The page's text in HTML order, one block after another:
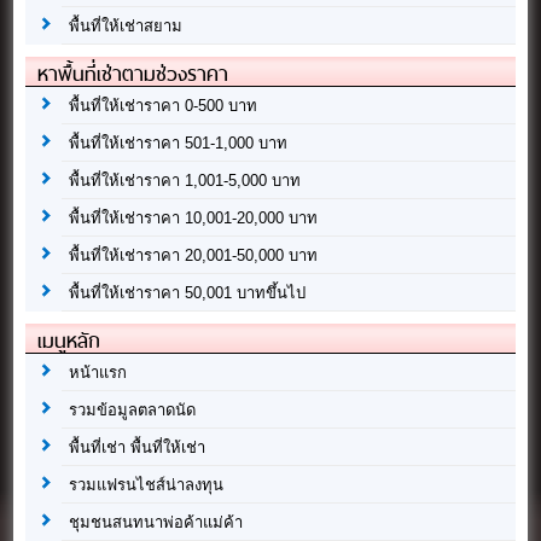
พื้นที่ให้เช่าสยาม
หาพื้นที่เช่าตามช่วงราคา
พื้นที่ให้เช่าราคา 0-500 บาท
พื้นที่ให้เช่าราคา 501-1,000 บาท
พื้นที่ให้เช่าราคา 1,001-5,000 บาท
พื้นที่ให้เช่าราคา 10,001-20,000 บาท
พื้นที่ให้เช่าราคา 20,001-50,000 บาท
พื้นที่ให้เช่าราคา 50,001 บาทขึ้นไป
เมนูหลัก
หน้าแรก
รวมข้อมูลตลาดนัด
พื้นที่เช่า พื้นที่ให้เช่า
รวมแฟรนไชส์น่าลงทุน
ชุมชนสนทนาพ่อค้าแม่ค้า